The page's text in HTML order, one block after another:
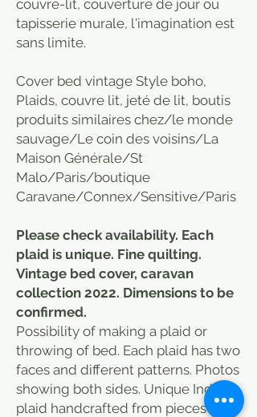
couvre-lit, couverture de jour ou
tapisserie murale, l'imagination est
sans limite.
Cover bed vintage Style boho,
Plaids, couvre lit, jeté de lit, boutis
produits similaires chez/le monde
sauvage/Le coin des voisins/La
Maison Générale/St
Malo/Paris/boutique
Caravane/Connex/Sensitive/Paris
Please check availability. Each
plaid is unique. Fine quilting.
Vintage bed cover, caravan
collection 2022. Dimensions to be
confirmed.
Possibility of making a plaid or
throwing of bed. Each plaid has two
faces and different patterns. Photos
showing both sides. Unique Indian
plaid handcrafted from pieces of